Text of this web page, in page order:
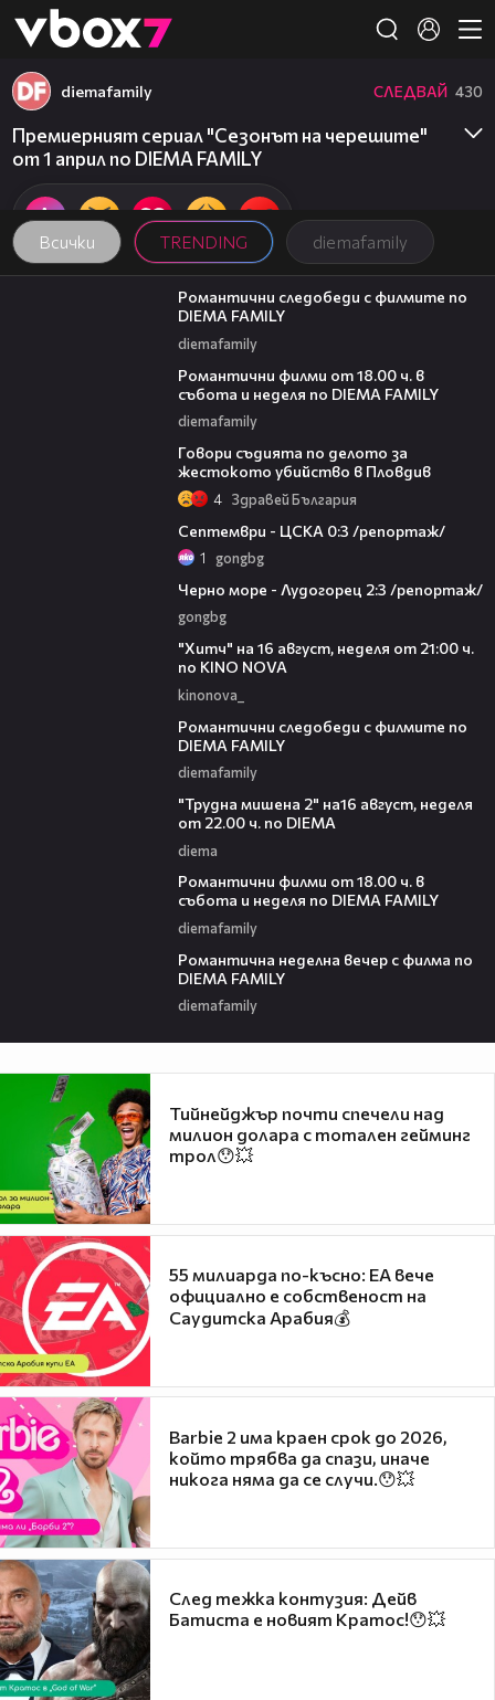
👾
Всички TRENDING diemafamily
diemafamily СЛЕДВАЙ 430
Премиерният сериал "Сезонът на черешите"
от 1 април по DIEMA FAMILY
00:31
Романтични следобеди с филмите по
DIEMA FAMILY
diemafamily
Романтични филми от 18.00 ч. в
събота и неделя по DIEMA FAMILY
diemafamily
Говори съдията по делото за
жестокото убийство в Пловдив
4 Здравей България
Септември - ЦСКА 0:3 /репортаж/
1 gongbg
Черно море - Лудогорец 2:3 /репортаж/
gongbg
"Хитч" на 16 август, неделя от 21:00 ч.
по KINO NOVA
kinonova_
Романтични следобеди с филмите по
DIEMA FAMILY
diemafamily
"Трудна мишена 2" на16 август, неделя
от 22.00 ч. по DIEMA
diema
Романтични филми от 18.00 ч. в
събота и неделя по DIEMA FAMILY
diemafamily
Романтичнa неделна вечер с филма по
DIEMA FAMILY
diemafamily
Тийнейджър почти спечели над
милион долара с тотален гейминг
трол😯💥
55 милиарда по-късно: EA вече
официално е собственост на
Саудитска Арабия💰
Barbie 2 има краен срок до 2026,
който трябва да спази, иначе
никога няма да се случи.😯💥
След тежка контузия: Дейв
Батиста е новият Кратос!😯💥